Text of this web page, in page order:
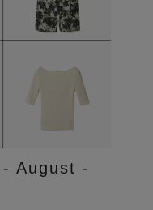
- August -